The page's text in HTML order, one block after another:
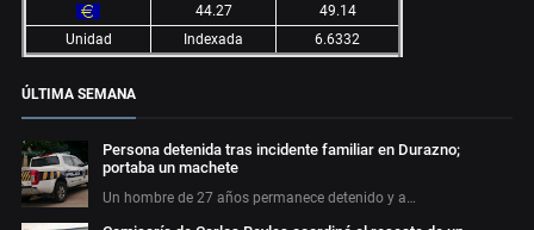
44.27
49.14
Unidad
Indexada 6.6332
ÚLTIMA SEMANA
Persona detenida tras incidente familiar en Durazno;
portaba un machete
Un hombre de 27 años permanece detenido y a…